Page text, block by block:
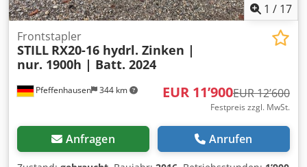
1 / 17
Pfeffenhausen 344 km
Frontstapler
STILL RX20-16 hydrl. Zinken |
nur. 1900h | Batt. 2024
EUR 11’900EUR 12’600
Festpreis zzgl. MwSt.
Anfragen Anrufen